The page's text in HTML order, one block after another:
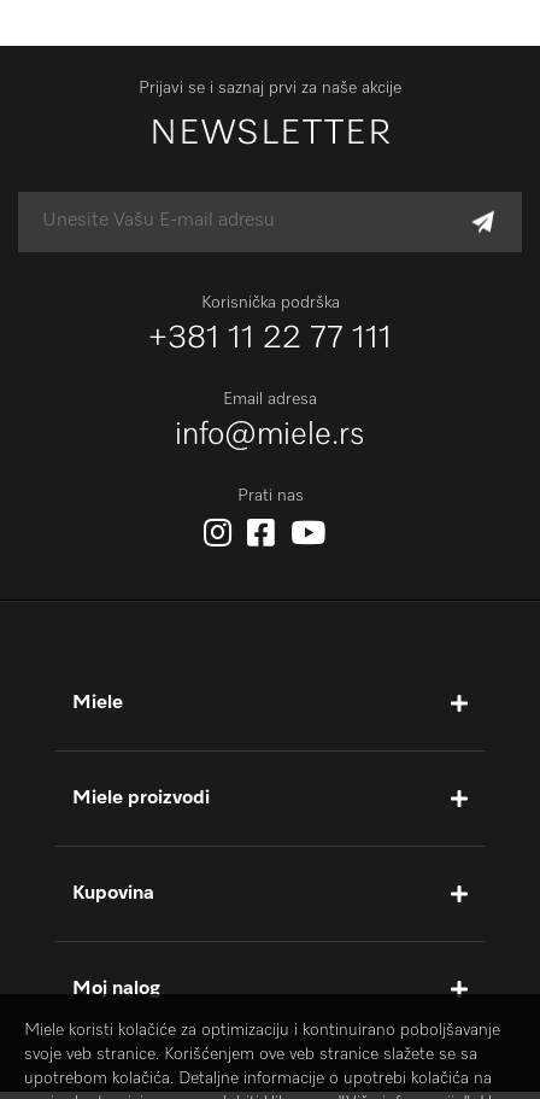
Prijavi se i saznaj prvi za naše akcije
NEWSLETTER
Korisnička podrška
+381 11 22 77 111
Email adresa
info@miele.rs
Prati nas
Miele
Miele proizvodi
Kupovina
Moj nalog
Miele koristi kolačiće za optimizaciju i kontinuirano poboljšavanje
svoje veb stranice. Korišćenjem ove veb stranice slažete se sa
upotrebom kolačića. Detaljne informacije o upotrebi kolačića na